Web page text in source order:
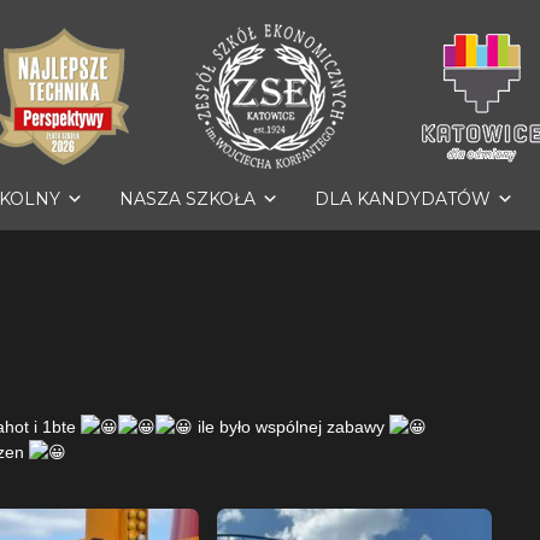
NASZA SZKOŁA DLA KANDYDATÓW
i 1bte
ile było wspólnej zabawy